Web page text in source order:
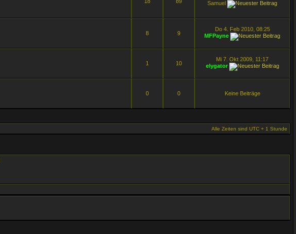
Samuel
8 9
Do 4. Feb 2010, 08:25
MFPayne
1 10
Mi 7. Okt 2009, 11:17
elygator
0 0 Keine Beiträge
Alle Zeiten sind UTC + 1 Stunde